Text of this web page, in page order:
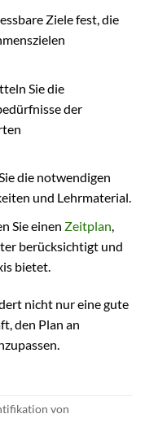
Ziele fest, die
Sie die
der
die notwendigen
und Lehrmaterial.
Sie einen Zeitplan,
berücksichtigt und
bietet.
nicht nur eine gute
den Plan an
von